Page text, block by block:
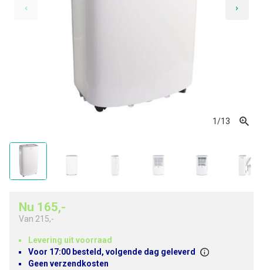
1/13
Nu 165,-
Van 215,-
Levering uit voorraad
Voor 17:00 besteld, volgende dag geleverd
Geen verzendkosten